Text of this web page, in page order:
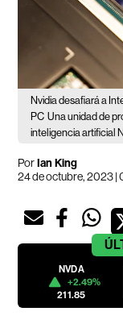
Nvidia desafiará a
PC Una unidad de
inteligencia artificial
PorIan King
24 de octubre, 2023 |
NVDA
+2.49%
211.85